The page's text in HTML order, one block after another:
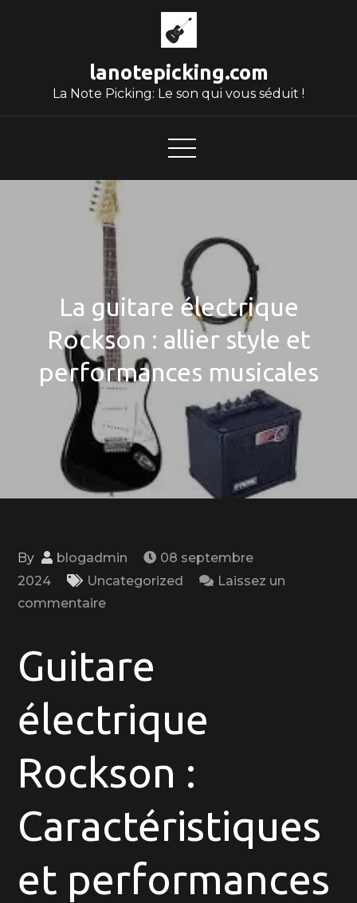
lanotepicking.com
La Note Picking: Le son qui vous séduit !
La guitare électrique
Rockson : allier style et
performances musicales
By blogadmin
08 septembre
2024
Uncategorized
Laissez un
commentaireon
électrique
:
allier
et
musicales
Guitare
électrique
Rockson :
Caractéristiques
et performances